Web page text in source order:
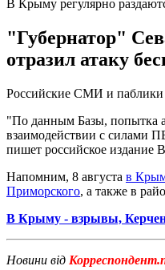
В Крыму регулярно
"Губернатор"
отразил атаку
Российские СМИ и паблики
"По данным Базы, попытка
взаимодействии с силами
пишет российское издание
Напомним, 8 августа в
Приморского, а также в
В Крыму - взрывы,
Новини від